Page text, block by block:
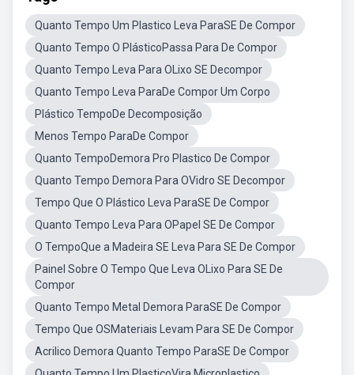
Quanto Tempo Um Plastico Leva ParaSE De Compor
Quanto Tempo O PlásticoPassa Para De Compor
Quanto Tempo Leva Para OLixo SE Decompor
Quanto Tempo Leva ParaDe Compor Um Corpo
Plástico TempoDe Decomposição
Menos Tempo ParaDe Compor
Quanto TempoDemora Pro Plastico De Compor
Quanto Tempo Demora Para OVidro SE Decompor
Tempo Que O Plástico Leva ParaSE De Compor
Quanto Tempo Leva Para OPapel SE De Compor
O TempoQue a Madeira SE Leva Para SE De Compor
Painel Sobre O Tempo Que Leva OLixo Para SE De
Compor
Quanto Tempo Metal Demora ParaSE De Compor
Tempo Que OSMateriais Levam Para SE De Compor
Acrilico Demora Quanto Tempo ParaSE De Compor